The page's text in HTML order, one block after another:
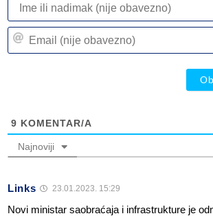
9 KOMENTAR/A
Najnoviji
Links 23.01.2023. 15:29
Novi ministar saobraćaja i infrastrukture je